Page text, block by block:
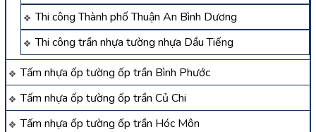
Thi công Thành phố Thuận An Bình Dương
Thi công trần nhựa tường nhựa Dầu Tiếng
Tấm nhựa ốp tường ốp trần Bình Phước
Tấm nhựa ốp tường ốp trần Củ Chi
Tấm nhựa ốp tường ốp trần Hóc Môn